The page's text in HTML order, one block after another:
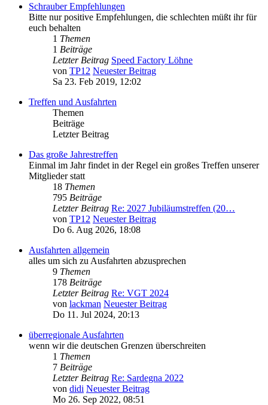
Schrauber Empfehlungen
Bitte nur positive Empfehlungen, die schlechten müßt ihr für
euch behalten
1 Themen
1 Beiträge
Letzter Beitrag Speed Factory Löhne
von TP12 Neuester Beitrag
Sa 23. Feb 2019, 12:02
Treffen und Ausfahrten
Themen
Beiträge
Letzter Beitrag
Das große Jahrestreffen
Einmal im Jahr findet in der Regel ein großes Treffen unserer
Mitglieder statt
18 Themen
795 Beiträge
Letzter Beitrag Re: 2027 Jubiläumstreffen (20…
von TP12 Neuester Beitrag
Do 6. Aug 2026, 18:08
Ausfahrten allgemein
alles um sich zu Ausfahrten abzusprechen
9 Themen
178 Beiträge
Letzter Beitrag Re: VGT 2024
von lackman Neuester Beitrag
Do 11. Jul 2024, 20:13
überregionale Ausfahrten
wenn wir die deutschen Grenzen überschreiten
1 Themen
7 Beiträge
Letzter Beitrag Re: Sardegna 2022
von didi Neuester Beitrag
Mo 26. Sep 2022, 08:51